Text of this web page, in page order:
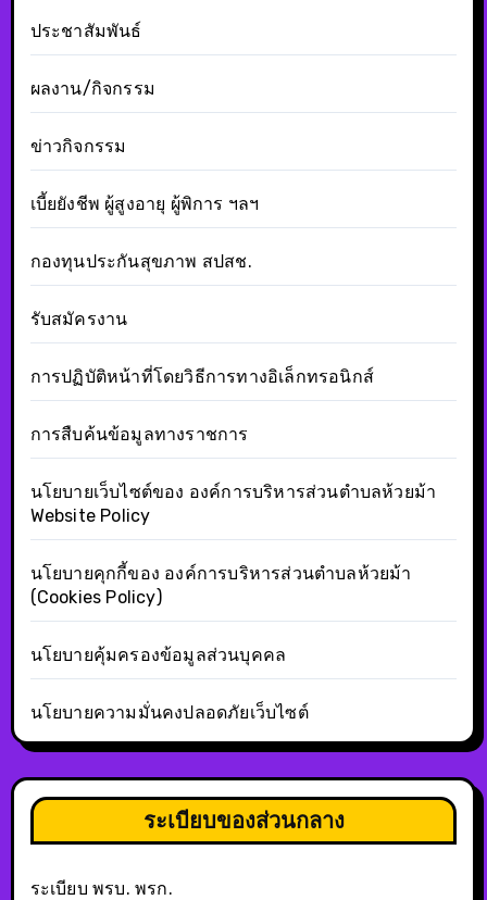
ประชาสัมพันธ์
ผลงาน/กิจกรรม
ข่าวกิจกรรม
เบี้ยยังชีพ ผู้สูงอายุ ผู้พิการ ฯลฯ
กองทุนประกันสุขภาพ สปสช.
รับสมัครงาน
การปฏิบัติหน้าที่โดยวิธีการทางอิเล็กทรอนิกส์
การสืบค้นข้อมูลทางราชการ
นโยบายเว็บไซต์ของ องค์การบริหารส่วนตำบลห้วยม้า
Website Policy
นโยบายคุกกี้ของ องค์การบริหารส่วนตำบลห้วยม้า
(Cookies Policy)
นโยบายคุ้มครองข้อมูลส่วนบุคคล
นโยบายความมั่นคงปลอดภัยเว็บไซต์
ระเบียบของส่วนกลาง
ระเบียบ พรบ. พรก.